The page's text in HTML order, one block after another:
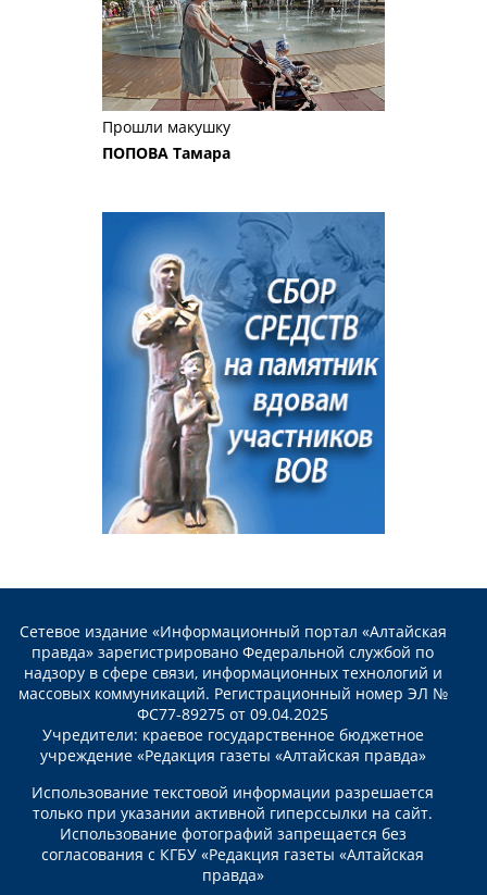
Прошли макушку
ПОПОВА Тамара
Сетевое издание «Информационный портал «Алтайская
правда» зарегистрировано Федеральной службой по
надзору в сфере связи, информационных технологий и
массовых коммуникаций. Регистрационный номер ЭЛ №
ФС77-89275 от 09.04.2025
Учредители: краевое государственное бюджетное
учреждение «Редакция газеты «Алтайская правда»
Использование текстовой информации разрешается
только при указании активной гиперссылки на сайт.
Использование фотографий запрещается без
согласования с КГБУ «Редакция газеты «Алтайская
правда»